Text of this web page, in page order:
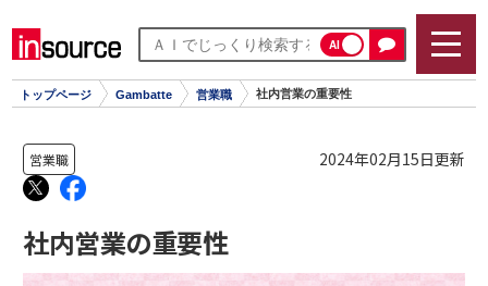
AI
トップページ Gambatte 営業職 社内営業の重要性
営業職 2024年02月15日更新
社内営業の重要性